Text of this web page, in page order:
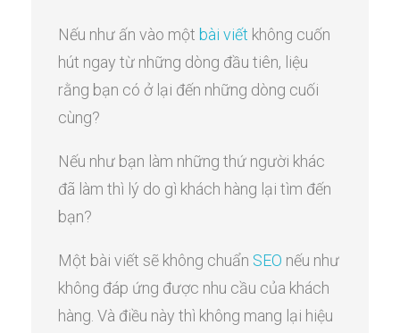
Nếu như ấn vào một bài viết không cuốn
hút ngay từ những dòng đầu tiên, liệu
rằng bạn có ở lại đến những dòng cuối
cùng?
Nếu như bạn làm những thứ người khác
đã làm thì lý do gì khách hàng lại tìm đến
bạn?
Một bài viết sẽ không chuẩn SEO nếu như
không đáp ứng được nhu cầu của khách
hàng. Và điều này thì không mang lại hiệu